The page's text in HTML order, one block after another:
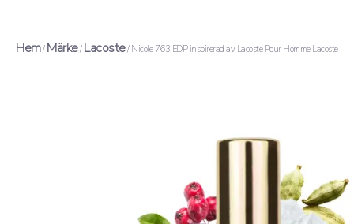
Hem/ Märke/ Lacoste/ Nicole 763 EDP inspirerad av Lacoste Pour Homme Lacoste